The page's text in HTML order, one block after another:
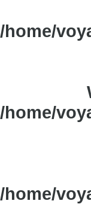
/home/
/home/
/home/